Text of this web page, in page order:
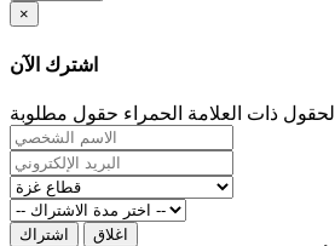
×
اشترك الآن
الحقول ذات العلامة الحمراء حقول مطلوبة
اشتراك اغلاق